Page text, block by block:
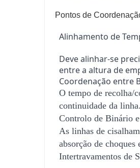
Pontos de
Alinhamento de
Deve alinhar-se
entre a altura de
Coordenação entre
O tempo de recolha/
continuidade da linha.
Controlo de Binário
As linhas de
absorção de
Intertravamentos de